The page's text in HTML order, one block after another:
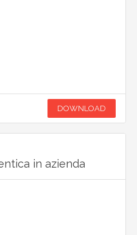
DOWNLOAD
in azienda